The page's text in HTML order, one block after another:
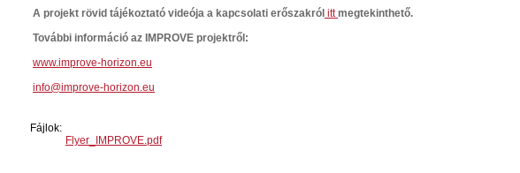
A projekt rövid tájékoztató videója a kapcsolati erőszakról ittmegtekinthető.
További információ az IMPROVE projektről:
www.improve-horizon.eu
info@improve-horizon.eu
Fájlok:
Flyer_IMPROVE.pdf